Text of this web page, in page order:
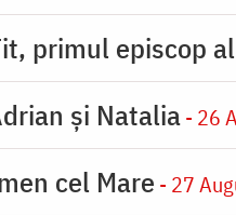
primul episcop
și Natalia- 26
cel Mare - 27